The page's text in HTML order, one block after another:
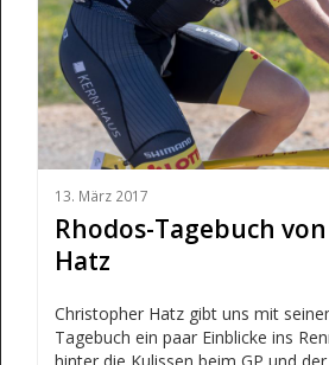
13. März 2017
Rhodos-Tagebuch
Hatz
Christopher Hatz gibt uns mit
Tagebuch ein paar Einblicke ins